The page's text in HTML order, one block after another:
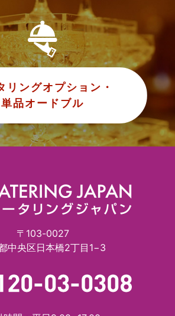
リングオプション・
単品オードブル
〒103-0027
中央区日本橋2丁目1−3